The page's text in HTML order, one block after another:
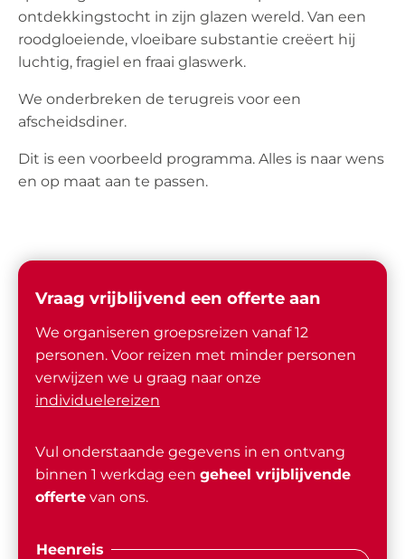
ontdekkingstocht in zijn glazen wereld. Van een
roodgloeiende, vloeibare substantie creëert hij
luchtig, fragiel en fraai glaswerk.
We onderbreken de terugreis voor een
afscheidsdiner.
Dit is een voorbeeld programma. Alles is naar wens
en op maat aan te passen.
Vraag vrijblijvend een offerte aan
We organiseren groepsreizen vanaf 12
personen. Voor reizen met minder personen
verwijzen we u graag naar onze
individuelereizen
Vul onderstaande gegevens in en ontvang
binnen 1 werkdag een geheel vrijblijvende
offertevan ons.
Heenreis